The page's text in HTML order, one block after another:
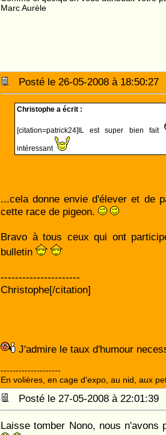
Marc Aurèle
Posté le 26-05-2008 à
Christophe a écrit :
[citation=patrick24]IL est super bien fait
intéressant
...cela donne envie d'élever et de
cette race de pigeon.
Bravo à tous ceux qui ont
bulletin
----------------------
Christophe[/citation]
J'admire le taux d'humour
--------------------
En volières, en cage d'expo, au nid, aux
Posté le 27-05-2008 à
Laisse tomber Nono, nous n'avons